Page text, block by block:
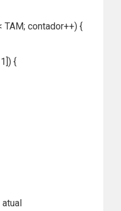
TAM; contador++) {
{